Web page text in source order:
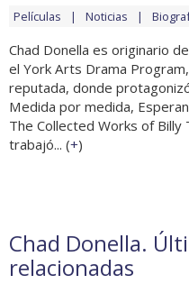
Películas Noticias
Chad Donella es originario
el York Arts Drama
reputada, donde
Medida por medida,
The Collected Works of
trabajó... (+)
Chad Donella.
relacionadas